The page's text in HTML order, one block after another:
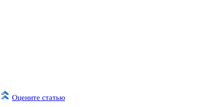
Оцените статью